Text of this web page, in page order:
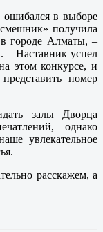
ошибался в выборе
получила
городе Алматы, –
– Наставник успел
этом конкурсе, и
номер
залы Дворца
однако
увлекательное
расскажем, а